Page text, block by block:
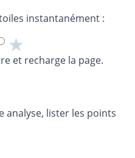
instantanément :
★
et recharge la page.
analyse, lister les points